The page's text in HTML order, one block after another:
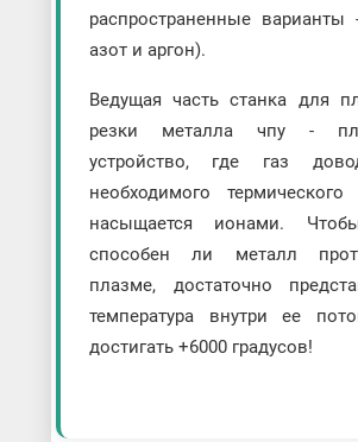
распространенные варианты
азот и аргон).
Ведущая часть станка для
резки металла чпу -
устройство, где газ
необходимого
насыщается ионами.
способен ли металл
плазме, достаточно
температура внутри ее
достигать +6000 градусов!